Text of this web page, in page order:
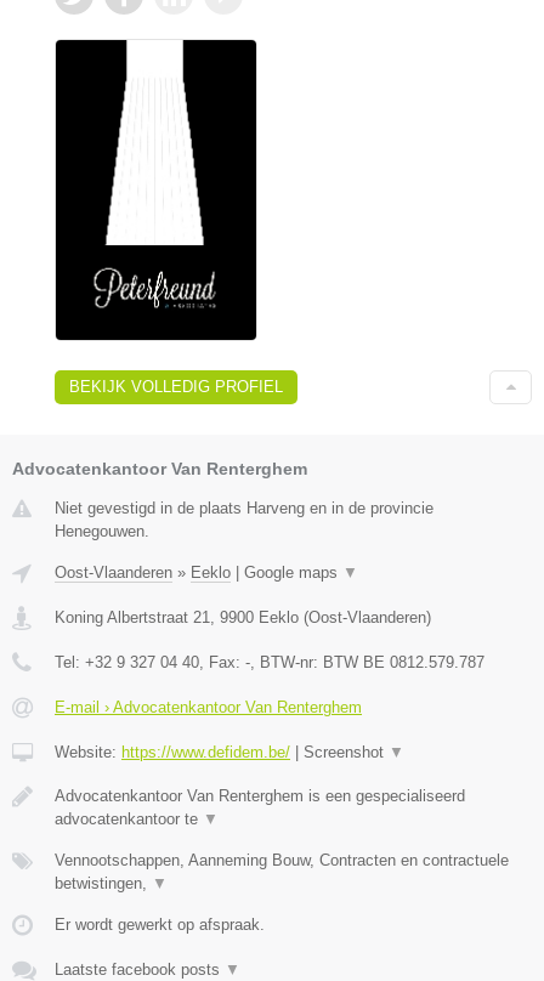
BEKIJK VOLLEDIG PROFIEL
Advocatenkantoor Van Renterghem
Niet gevestigd in de plaats Harveng en in de provincie
Henegouwen.
Oost-Vlaanderen » Eeklo Google maps ▼
Koning Albertstraat 21 9900 Eeklo (Oost-Vlaanderen)
Tel: +32 9 327 04 40 , Fax: - , BTW-nr: BTW BE 0812.579.787
E-mail › Advocatenkantoor Van Renterghem
Website: https://www.defidem.be/ Screenshot ▼
Advocatenkantoor Van Renterghem is een gespecialiseerd
advocatenkantoor te ▼
Vennootschappen, Aanneming Bouw, Contracten en contractuele
betwistingen,
▼
Er wordt gewerkt op afspraak.
Laatste facebook posts ▼